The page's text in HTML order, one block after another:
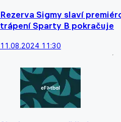
Rezerva Sigmy slaví
trápení Sparty B pokračuje
11.08.2024 11:30